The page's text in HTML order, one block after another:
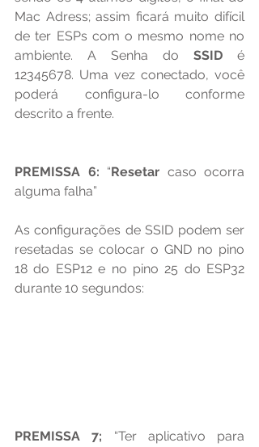
Mac Adress; assim ficará muito difícil
de ter ESPs com o mesmo nome no
ambiente. A Senha do SSID é
12345678. Uma vez conectado, você
poderá configura-lo conforme
descrito a frente.
PREMISSA 6: “Resetar caso ocorra
alguma falha”
As configurações de SSID podem ser
resetadas se colocar o GND no pino
18 do ESP12 e no pino 25 do ESP32
durante 10 segundos:
PREMISSA 7; “Ter aplicativo para